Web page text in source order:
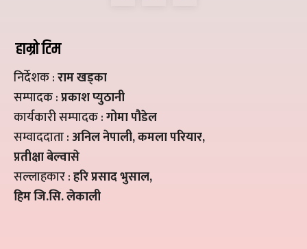
हाम्रो टिम
निर्देशक :राम खड्का
सम्पादक :प्रकाश प्युठानी
कार्यकारी सम्पादक :गोमा पौडेल
सम्वाददाता :अनिल नेपाली, कमला परियार,
प्रतीक्षा बेल्वासे
सल्लाहकार :हरि प्रसाद भुसाल,
हिम जि.सि. लेकाली